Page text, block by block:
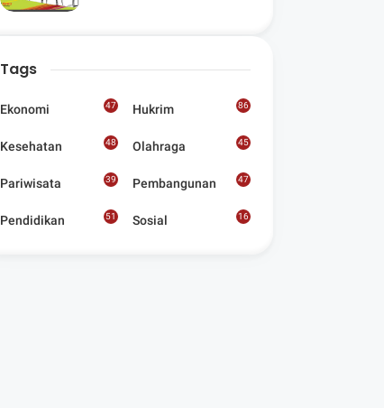
Seniman Di Lombok
Tags
Ekonomi 47 Hukrim 86
Kesehatan 48 Olahraga 45
Pariwisata 39 Pembangunan 47
Pendidikan 51 Sosial
16